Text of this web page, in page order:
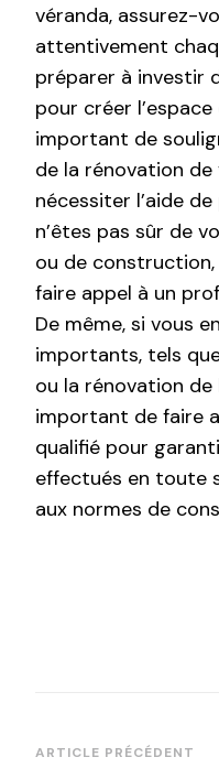
véranda, assurez-
attentivement
préparer à investir
pour créer
important de
de la rénovation
nécessiter l’aide
n’êtes pas sûr de
ou de
faire appel à un
De même, si vous
importants, tels
ou la rénovation
important de faire
qualifié pour
effectués en toute
aux normes de
Navigation
ARTICLE PRÉCÉDENT